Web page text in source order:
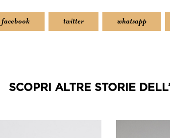
facebook twitter whatsapp
SCOPRI ALTRE STORIE